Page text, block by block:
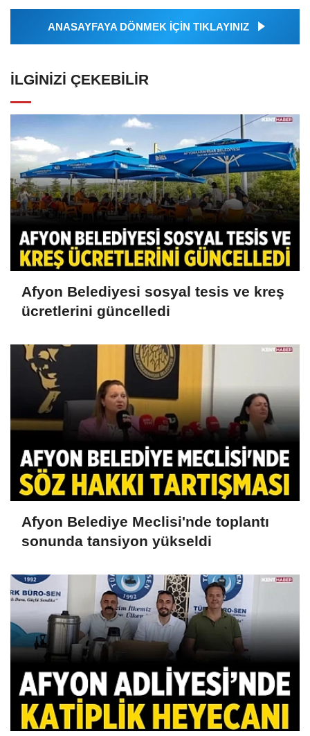
ANASAYFAYA DÖNMEK İÇİN TIKLAYINIZ
İLGINIZI ÇEKEBILIR
Afyon Belediyesi sosyal tesis ve kreş
ücretlerini güncelledi
Afyon Belediye Meclisi'nde toplantı
sonunda tansiyon yükseldi